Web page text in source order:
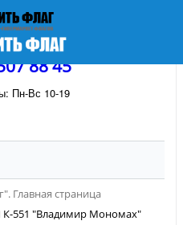
88 45
Пн-Вс 10-19
Главная страница
К-551 "Владимир Мономах"